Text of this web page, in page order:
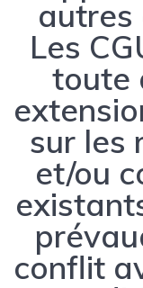
autres
Les
toute
sur les
et/ou
conflit